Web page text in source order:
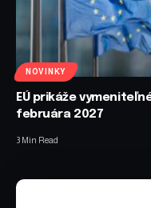
NOVINKY
EÚ prikáže
februára 2027
3 Min Read